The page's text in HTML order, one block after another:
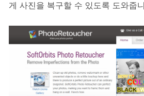
게 사진을 복구할 수 있도록 도와줍